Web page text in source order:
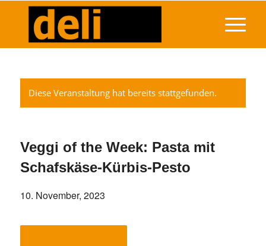
Diese Veranstaltung hat bereits stattgefunden.
Veggi of the Week: Pasta mit
Schafskäse-Kürbis-Pesto
10. November, 2023